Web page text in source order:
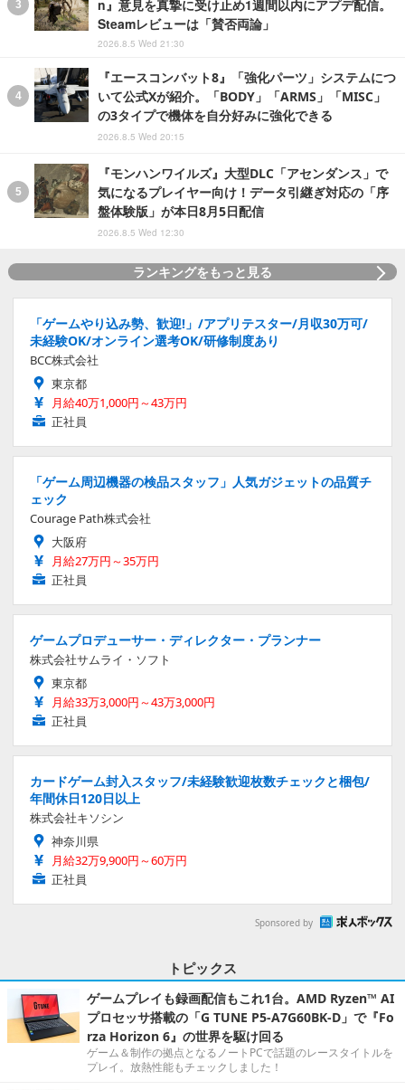
n』意見を真摯に受け止め1週間以内にアプデ配信。
Steamレビューは「賛否両論」
2026.8.5 Wed 21:30
『エースコンバット8』「強化パーツ」システムにつ
いて公式Xが紹介。「BODY」「ARMS」「MISC」
の3タイプで機体を自分好みに強化できる
2026.8.5 Wed 20:15
『モンハンワイルズ』大型DLC「アセンダンス」で
気になるプレイヤー向け！データ引継ぎ対応の「序
盤体験版」が本日8月5日配信
2026.8.5 Wed 12:30
ランキングをもっと見る
「ゲームやり込み勢、歓迎!」/アプリテスター/月収30万可/
未経験OK/オンライン選考OK/研修制度あり
BCC株式会社
東京都
月給40万1,000円～43万円
正社員
「ゲーム周辺機器の検品スタッフ」人気ガジェットの品質チ
ェック
Courage Path株式会社
大阪府
月給27万円～35万円
正社員
ゲームプロデューサー・ディレクター・プランナー
株式会社サムライ・ソフト
東京都
月給33万3,000円～43万3,000円
正社員
カードゲーム封入スタッフ/未経験歓迎枚数チェックと梱包/
年間休日120日以上
株式会社キソシン
神奈川県
月給32万9,900円～60万円
正社員
Sponsored by
トピックス
ゲームプレイも録画配信もこれ1台。AMD Ryzen™ AI
プロセッサ搭載の「G TUNE P5-A7G60BK-D」で『Fo
rza Horizon 6』の世界を駆け回る
ゲーム＆制作の拠点となるノートPCで話題のレースタイトルを
プレイ。放熱性能もチェックしました！